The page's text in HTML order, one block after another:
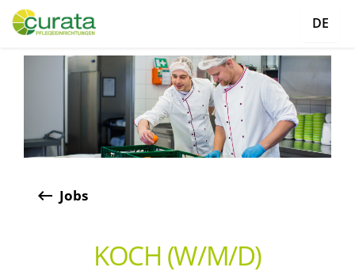
DE
keyboard_backspace Jobs
KOCH (W/M/D)